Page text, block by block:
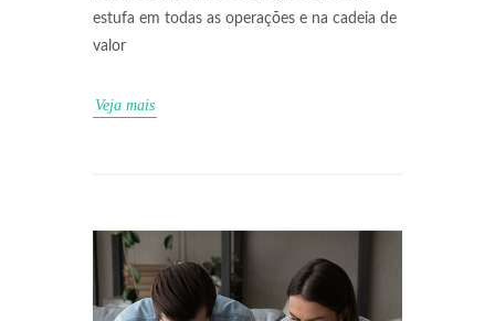
estufa em todas as operações e na cadeia de
valor
Veja mais